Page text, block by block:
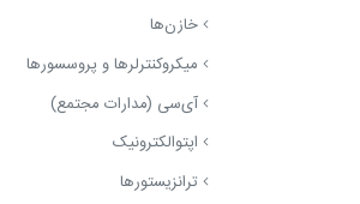
خازن‌ها
میکروکنترلرها و پروسسورها
آی‌سی (مدارات مجتمع)
اپتوالکترونیک
ترانزیستورها